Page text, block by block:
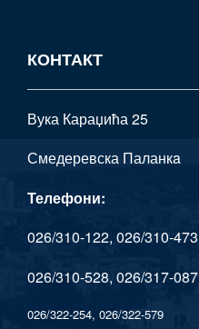
КОНТАКТ
Вука Караџића 25
Смедеревска Паланкa
Телефони:
026/310-122, 026/310-473
026/310-528, 026/317-087
026/322-254, 026/322-579